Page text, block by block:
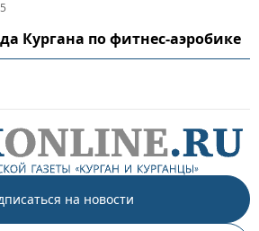
Кургана по фитнес-аэробике
на новости